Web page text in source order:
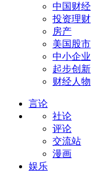
中国财经
投资理财
房产
美国股市
中小企业
起步创新
财经人物
言论
社论
评论
交流站
漫画
娱乐